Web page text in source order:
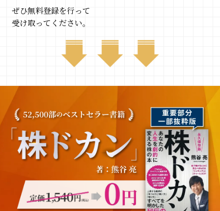
ぜひ無料登録を行って
受け取ってください。